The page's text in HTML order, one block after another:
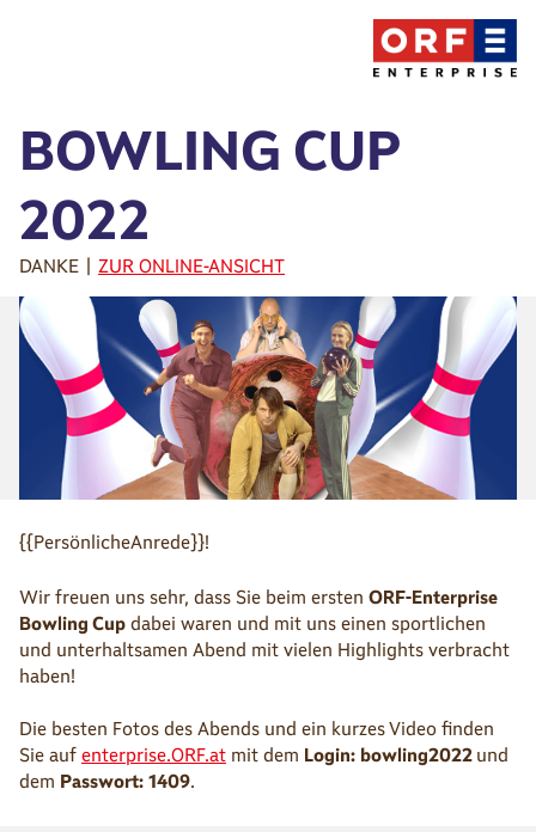
BOWLING CUP
2022
DANKE | ZUR ONLINE-ANSICHT
{{PersönlicheAnrede}}!
Wir freuen uns sehr, dass Sie beim ersten ORF-Enterprise
Bowling Cup dabei waren und mit uns einen sportlichen
und unterhaltsamen Abend mit vielen Highlights verbracht
haben!
Die besten Fotos des Abends und ein kurzes Video finden
Sie auf enterprise.ORF.at mit dem Login: bowling2022 und
dem Passwort: 1409.